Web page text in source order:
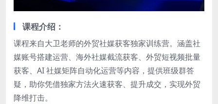
课程介绍：
课程来自大卫老师的外贸社媒获客独家训练营。涵盖社
媒账号搭建运营、海外社媒截流获客、外贸短视频批量
获客、AI 社媒矩阵自动化运营等内容，提供班级群答
疑，助你凭借独家方法火速获客、提升成交，实现外贸
降维打击。